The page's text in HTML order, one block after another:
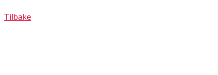
Tilbake